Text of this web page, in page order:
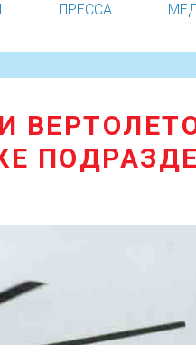
ПРЕССА